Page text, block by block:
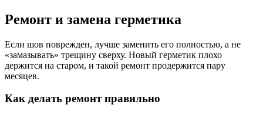
Ремонт и замена герметика
Если шов поврежден, лучше заменить его полностью, а не
«замазывать» трещину сверху. Новый герметик плохо
держится на старом, и такой ремонт продержится пару
месяцев.
Как делать ремонт правильно